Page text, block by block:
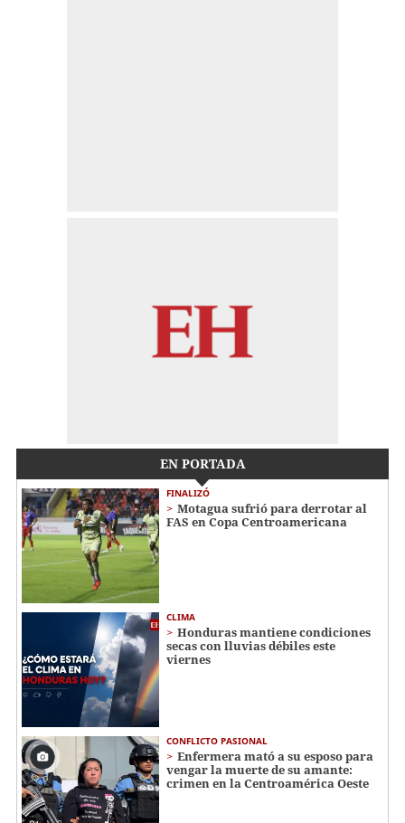
EN PORTADA
FINALIZÓ
Motagua sufrió para derrotar al
FAS en Copa Centroamericana
CLIMA
Honduras mantiene condiciones
secas con lluvias débiles este
viernes
CONFLICTO PASIONAL
Enfermera mató a su esposo para
vengar la muerte de su amante:
crimen en la Centroamérica Oeste